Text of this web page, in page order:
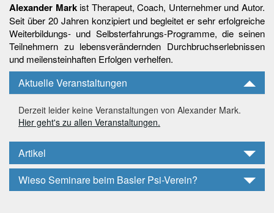
Alexander Markist Therapeut, Coach, Unternehmer und Autor.
Seit über 20 Jahren konzipiert und begleitet er sehr erfolgreiche
Weiterbildungs- und Selbsterfahrungs-Programme, die seinen
Teilnehmern zu lebensverändernden Durchbruchserlebnissen
und meilensteinhaften Erfolgen verhelfen.
Aktuelle Veranstaltungen
Derzeit leider keine Veranstaltungen von Alexander Mark.
Hier geht's zu allen Veranstaltungen.
Artikel
Wieso Seminare beim Basler Psi-Verein?